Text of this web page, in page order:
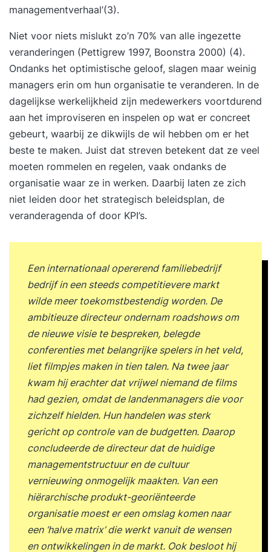
managementverhaal’(3).
Niet voor niets mislukt zo’n 70% van alle ingezette
veranderingen (Pettigrew 1997, Boonstra 2000) (4).
Ondanks het optimistische geloof, slagen maar weinig
managers erin om hun organisatie te veranderen. In de
dagelijkse werkelijkheid zijn medewerkers voortdurend
aan het improviseren en inspelen op wat er concreet
gebeurt, waarbij ze dikwijls de wil hebben om er het
beste te maken. Juist dat streven betekent dat ze veel
moeten rommelen en regelen, vaak ondanks de
organisatie waar ze in werken. Daarbij laten ze zich
niet leiden door het strategisch beleidsplan, de
veranderagenda of door KPI’s.
Een internationaal opererend familiebedrijf
bedrijf in een steeds competitievere markt
wilde meer toekomstbestendig worden. De
ambitieuze directeur ondernam roadshows om
de nieuwe visie te bespreken, belegde
conferenties met belangrijke spelers in het veld,
liet filmpjes maken in tien talen. Na twee jaar
kwam hij erachter dat vrijwel niemand de films
had gezien, omdat de landenmanagers die voor
zichzelf hielden. Hun handelen was sterk
gericht op controle van de budgetten. Daarop
concludeerde de directeur dat de huidige
managementstructuur en de cultuur
vernieuwing onmogelijk maakten. Van een
hiërarchische produkt-georiënteerde
organisatie moest er een omslag komen naar
een ‘halve matrix’ die werkt vanuit de wensen
en ontwikkelingen in de markt. Ook besloot hij